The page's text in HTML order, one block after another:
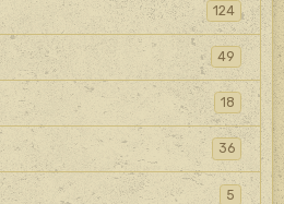
124
49
18
36
5